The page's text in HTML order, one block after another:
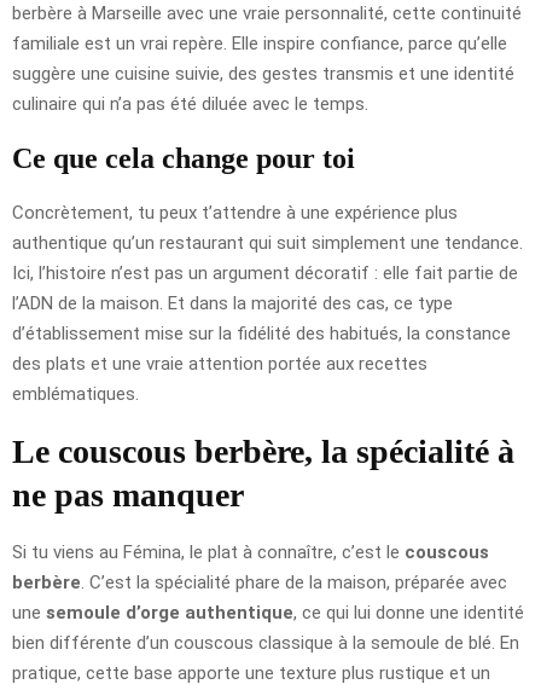
berbère à Marseille avec une vraie personnalité, cette continuité
familiale est un vrai repère. Elle inspire confiance, parce qu’elle
suggère une cuisine suivie, des gestes transmis et une identité
culinaire qui n’a pas été diluée avec le temps.
Ce que cela change pour toi
Concrètement, tu peux t’attendre à une expérience plus
authentique qu’un restaurant qui suit simplement une tendance.
Ici, l’histoire n’est pas un argument décoratif : elle fait partie de
l’ADN de la maison. Et dans la majorité des cas, ce type
d’établissement mise sur la fidélité des habitués, la constance
des plats et une vraie attention portée aux recettes
emblématiques.
Le couscous berbère, la spécialité à
ne pas manquer
Si tu viens au Fémina, le plat à connaître, c’est le couscous
berbère . C’est la spécialité phare de la maison, préparée avec
une semoule d’orge authentique, ce qui lui donne une identité
bien différente d’un couscous classique à la semoule de blé. En
pratique, cette base apporte une texture plus rustique et un